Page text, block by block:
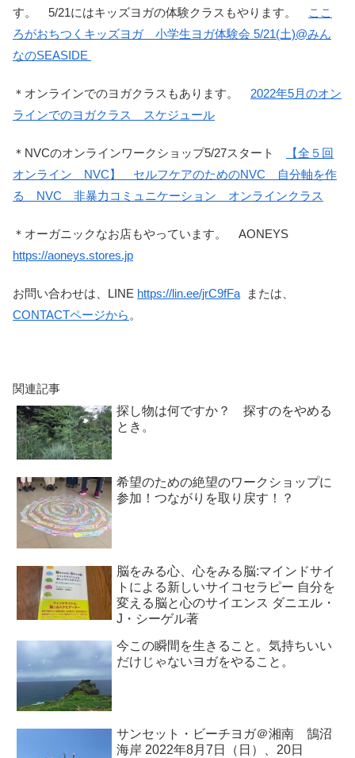
す。 5/21にはキッズヨガの体験クラスもやります。
ここ
ろがおちつくキッズヨガ 小学生ヨガ体験会 5/21(土)@みん
なのSEASIDE
＊オンラインでのヨガクラスもあります。 2022年5月のオン
ラインでのヨガクラス スケジュール
＊NVCのオンラインワークショップ5/27スタート
【全５回
オンライン NVC】 セルフケアのためのNVC 自分軸を作
る NVC 非暴力コミュニケーション オンラインクラス
＊オーガニックなお店もやっています。 AONEYS
https://aoneys.stores.jp
お問い合わせは、LINE https://lin.ee/jrC9fFa または、
CONTACTページから 。
関連記事
探し物は何ですか？ 探すのをやめる
とき。
希望のための絶望のワークショップに
参加！つながりを取り戻す！？
脳をみる心、心をみる脳:マインドサイ
トによる新しいサイコセラピー 自分を
変える脳と心のサイエンス ダニエル・
J・シーゲル著
今この瞬間を生きること。気持ちいい
だけじゃないヨガをやること。
サンセット・ビーチヨガ＠湘南 鵠沼
海岸 2022年8月7日（日）、20日